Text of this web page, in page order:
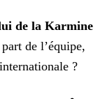
de la Karmine
de l’équipe,
?